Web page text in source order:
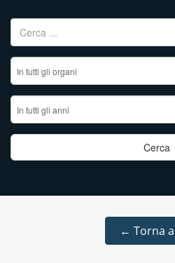
Ricerca per:
← Torna